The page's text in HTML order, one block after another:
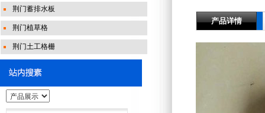
产品详情
荆门蓄排水板
荆门植草格
荆门土工格栅